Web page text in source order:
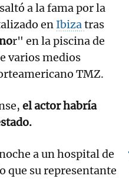
a la fama por la
en Ibizatras
r" en la piscina de
varios medios
TMZ.
el actor habría
a un hospital de
que su representante